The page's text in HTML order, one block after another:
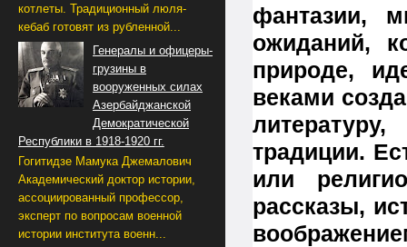
фантазии,
ожиданий,
природе,
веками
традиции.
или
рассказы,
котлеты. Традиционный люля-
кебаб готовят из рубленной...
Генералы и офицеры-
грузины в
вооруженных силах
Азербайджанской
Демократической
Республики в 1918-1920 гг.
Гогитидзе Мамука Джемалович
Академический доктор истории,
ассоциированный профессор,
эксперт по вопросам военной
истории института военн...